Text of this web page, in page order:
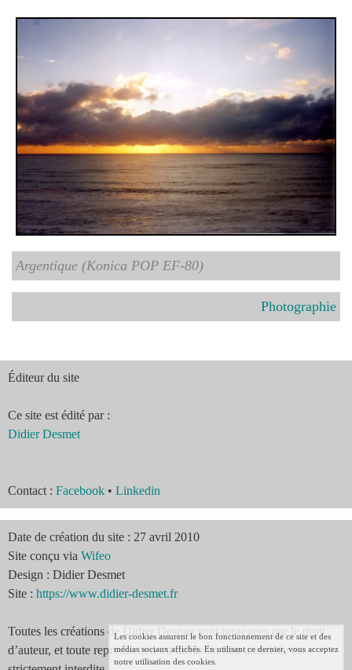
Argentique (Konica POP EF-80)
Photographie
Éditeur du site
Ce site est édité par :
Didier Desmet
Contact : Facebook • Linkedin
Date de création du site : 27 avril 2010
Site conçu via Wifeo
Design : Didier Desmet
Site : https://www.didier-desmet.fr
Toutes les créations de Didier Desmet sont protégées par le droit
d’auteur, et toute reproduction ou diffusion non autorisée est
Les cookies assurent le bon fonctionnement de ce site et des
médias sociaux affichés. En utilisant ce dernier, vous acceptez
notre utilisation des cookies.